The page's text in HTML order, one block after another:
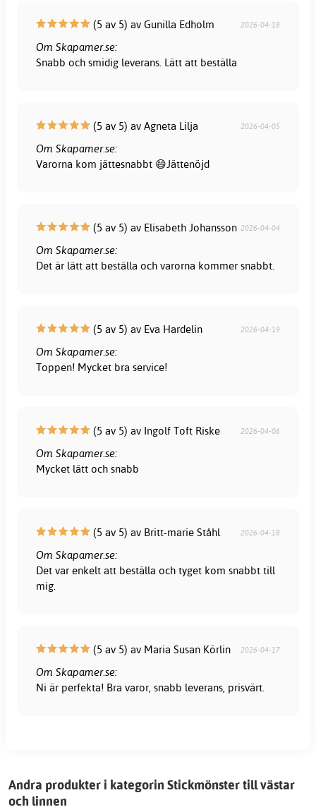
(5 av 5) av Gunilla Edholm 2026-04-18
Om Skapamer.se:
Snabb och smidig leverans. Lätt att beställa
(5 av 5) av Agneta Lilja 2026-04-05
Om Skapamer.se:
Varorna kom jättesnabbt 😄Jättenöjd
(5 av 5) av Elisabeth Johansson 2026-04-04
Om Skapamer.se:
Det är lätt att beställa och varorna kommer snabbt.
(5 av 5) av Eva Hardelin 2026-04-19
Om Skapamer.se:
Toppen! Mycket bra service!
(5 av 5) av Ingolf Toft Riske 2026-04-06
Om Skapamer.se:
Mycket lätt och snabb
(5 av 5) av Britt-marie Ståhl 2026-04-18
Om Skapamer.se:
Det var enkelt att beställa och tyget kom snabbt till
mig.
(5 av 5) av Maria Susan Körlin 2026-04-17
Om Skapamer.se:
Ni är perfekta! Bra varor, snabb leverans, prisvärt.
Andra produkter i kategorin Stickmönster till västar
och linnen